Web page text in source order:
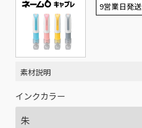
9営業日発送
素材説明
インクカラー